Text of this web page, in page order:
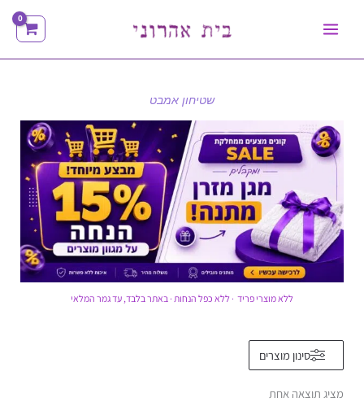
שטיחון אמבט
ללא מוצרי פריד · ללא כפל הנחות · באתר בלבד, עד גמר המלאי
סינון מוצרים
מציג תוצאה אחת